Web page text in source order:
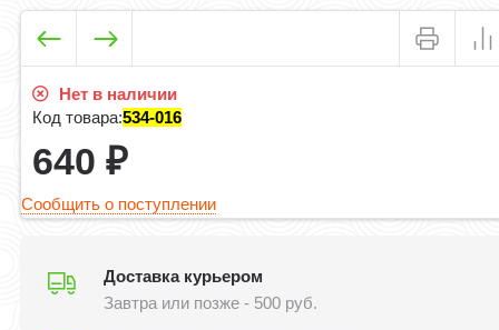
Нет в наличии
Код товара:534-016
640₽
Сообщить о поступлении
Доставка курьером
Завтра или позже - 500 руб.